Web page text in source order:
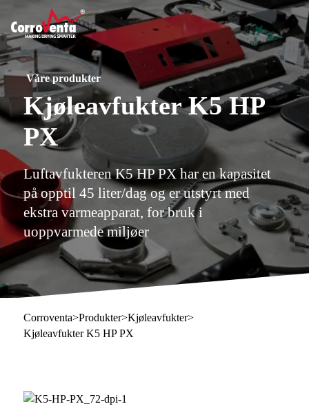
Våre produkter
Kjøleavfukter K5 HP
PX
Luftavfukteren K5 HP PX har en kapasitet
på opptil 45 liter/dag og er utstyrt med
ekstra varmeapparat, for bruk i
uoppvarmede miljøer
Corroventa>Produkter>Kjøleavfukter>
Kjøleavfukter K5 HP PX